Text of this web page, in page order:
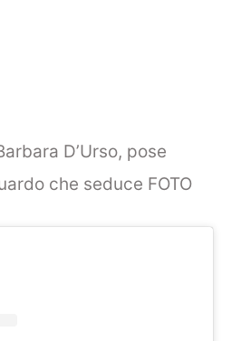
D’Urso, pose
che seduce FOTO